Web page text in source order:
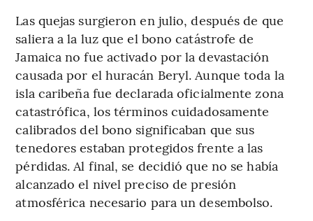
Las quejas surgieron en julio, después de que
saliera a la luz que el bono catástrofe de
Jamaica no fue activado por la devastación
causada por el huracán Beryl. Aunque toda la
isla caribeña fue declarada oficialmente zona
catastrófica, los términos cuidadosamente
calibrados del bono significaban que sus
tenedores estaban protegidos frente a las
pérdidas. Al final, se decidió que no se había
alcanzado el nivel preciso de presión
atmosférica necesario para un desembolso.